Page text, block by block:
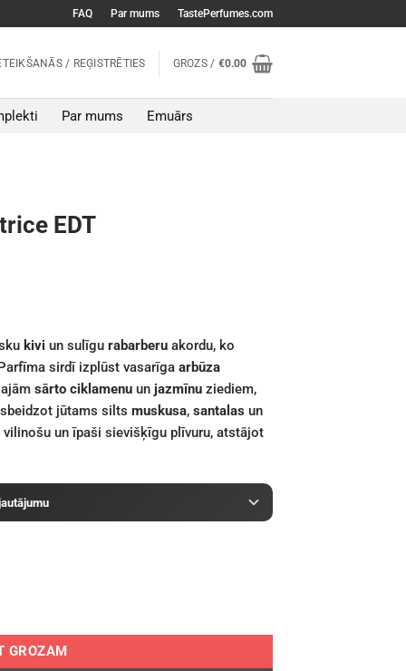
FAQ Par mums TastePerfumes.com
/ REĢISTRĒTIES GROZS / €0.00
Par mums Emuārs
EDT
kivi un sulīgu rabarberu akordu, ko
sirdī izplūst vasarīga arbūza
sārto ciklamenu un jazmīnu ziediem,
jūtams silts muskusa, santalas un
vilinošu un īpaši sievišķīgu plīvuru, atstājot
GROZAM